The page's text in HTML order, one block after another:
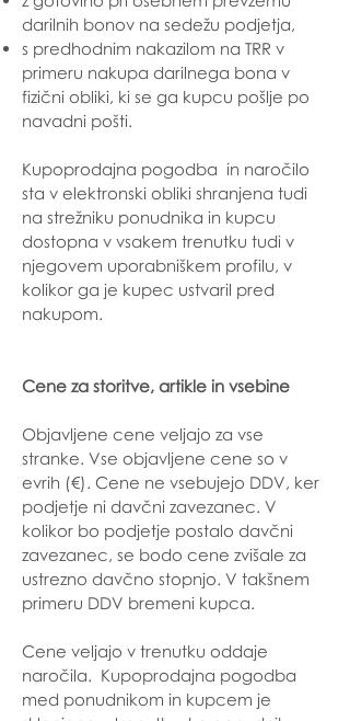
darilnih bonov na sedežu podjetja,
s predhodnim nakazilom na TRR v
primeru nakupa darilnega bona v
fizični obliki, ki se ga kupcu pošlje po
navadni pošti.
Kupoprodajna pogodba in naročilo
sta v elektronski obliki shranjena tudi
na strežniku ponudnika in kupcu
dostopna v vsakem trenutku tudi v
njegovem uporabniškem profilu, v
kolikor ga je kupec ustvaril pred
nakupom.
Cene za storitve, artikle in vsebine
Objavljene cene veljajo za vse
stranke. Vse objavljene cene so v
evrih (€). Cene ne vsebujejo DDV, ker
podjetje ni davčni zavezanec. V
kolikor bo podjetje postalo davčni
zavezanec, se bodo cene zvišale za
ustrezno davčno stopnjo. V takšnem
primeru DDV bremeni kupca.
Cene veljajo v trenutku oddaje
naročila. Kupoprodajna pogodba
med ponudnikom in kupcem je